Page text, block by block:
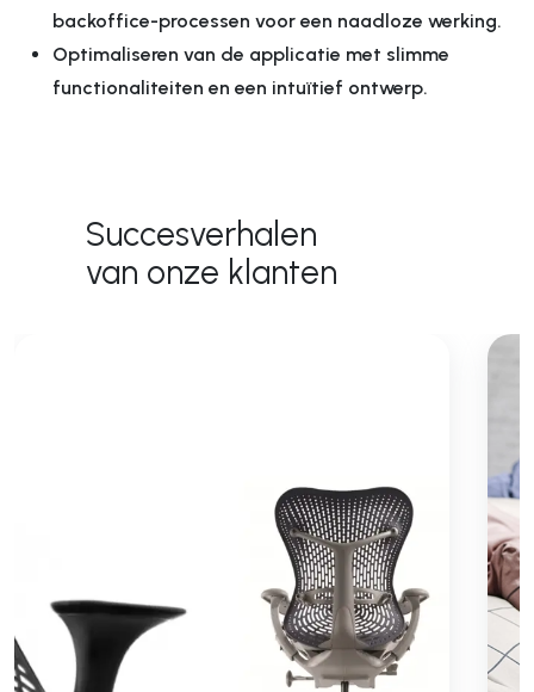
backoffice-processen voor een naadloze werking.
Optimaliseren van de applicatie met slimme
functionaliteiten en een intuïtief ontwerp.
Succesverhalen
van onze klanten